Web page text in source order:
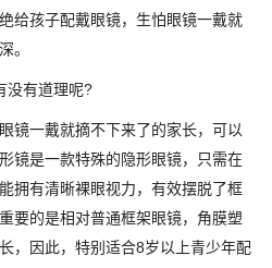
给孩子配戴眼镜，生怕眼镜一戴就
。
没有道理呢?
镜一戴就摘不下来了的家长，可以
镜是一款特殊的隐形眼镜，只需在
拥有清晰裸眼视力，有效摆脱了框
要的是相对普通框架眼镜，角膜塑
，因此，特别适合8岁以上青少年配